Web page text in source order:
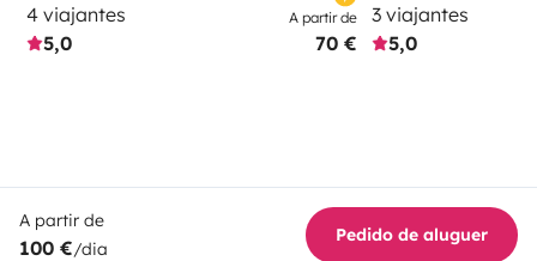
4 viajantes
5,0
A partir de
70 €
3 viajantes
5,0
A partir de
100 €/dia
Pedido de aluguer